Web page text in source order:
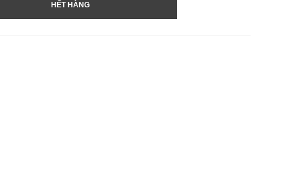
HẾT HÀNG